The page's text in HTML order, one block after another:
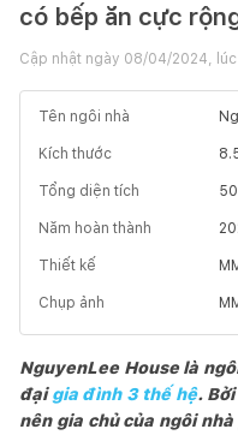
có bếp ăn cực
Cập nhật ngày 08/04/2024, lúc
Tên ngôi nhà
Kích thước
Tổng diện tích
Năm hoàn thành
Thiết kế
Chụp ảnh
NguyenLee House là
đạigia đình 3 thế hệ.
nên gia chủ của ngôi